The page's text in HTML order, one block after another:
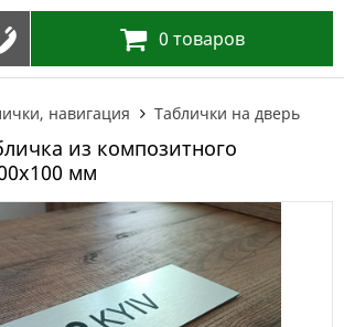
0 товаров
навигация Таблички на дверь
из композитного
мм